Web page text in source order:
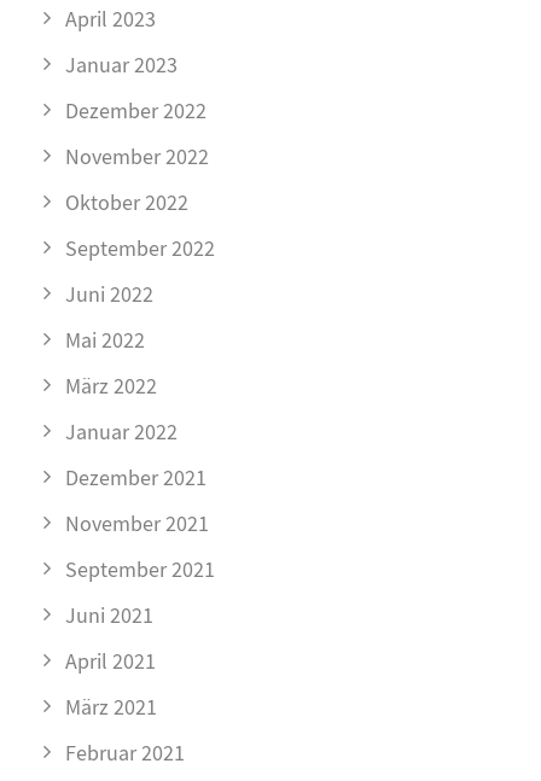
April 2023
Januar 2023
Dezember 2022
November 2022
Oktober 2022
September 2022
Juni 2022
Mai 2022
März 2022
Januar 2022
Dezember 2021
November 2021
September 2021
Juni 2021
April 2021
März 2021
Februar 2021